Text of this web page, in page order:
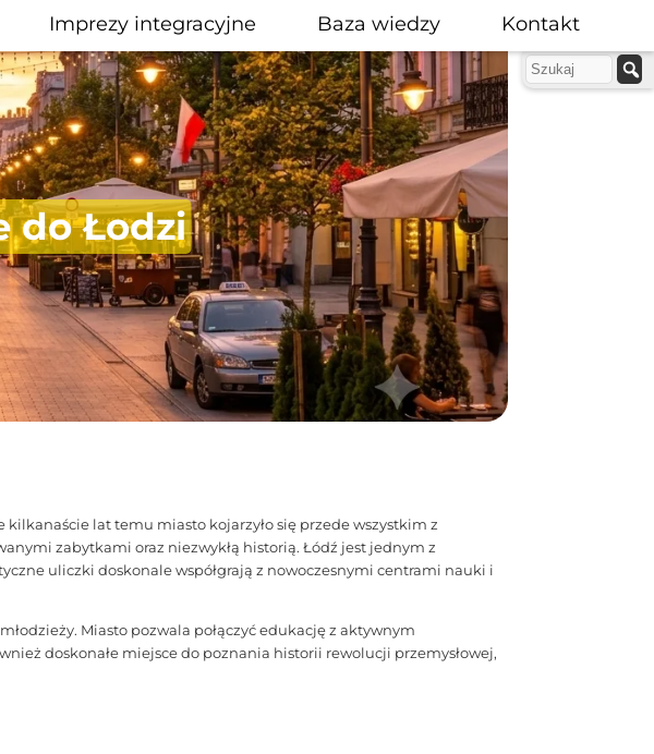
Imprezy integracyjne Baza wiedzy Kontakt
do Łodzi
lat temu miasto kojarzyło się przede wszystkim z
zabytkami oraz niezwykłą historią. Łódź jest jednym z
uliczki doskonale współgrają z nowoczesnymi centrami nauki i
Miasto pozwala połączyć edukację z aktywnym
doskonałe miejsce do poznania historii rewolucji przemysłowej,